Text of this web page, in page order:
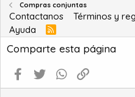
Compras conjuntas
Contactanos Términos y
Ayuda
R
S
S
Comparte esta página
Facebook
Twitter WhatsApp